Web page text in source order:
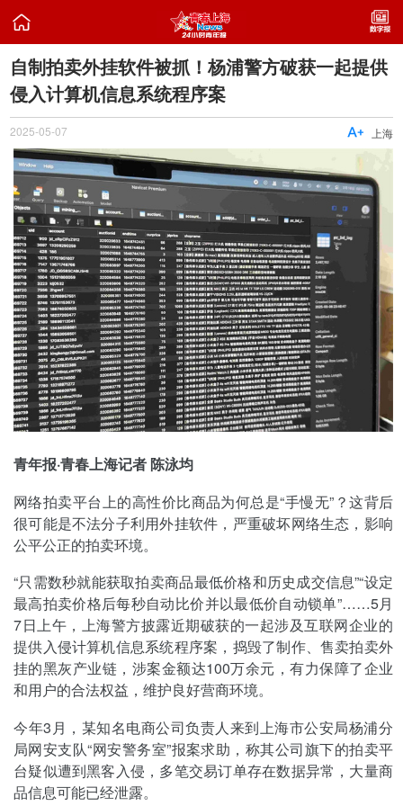

自制拍卖外挂软件被抓！杨浦警方破获一起提供
侵入计算机信息系统程序案
2025-05-07 上海

青年报·青春上海记者 陈泳均
网络拍卖平台上的高性价比商品为何总是“手慢无”？这背后
很可能是不法分子利用外挂软件，严重破坏网络生态，影响
公平公正的拍卖环境。
“只需数秒就能获取拍卖商品最低价格和历史成交信息”“设定
最高拍卖价格后每秒自动比价并以最低价自动锁单”……5月
7日上午，上海警方披露近期破获的一起涉及互联网企业的
提供入侵计算机信息系统程序案，捣毁了制作、售卖拍卖外
挂的黑灰产业链，涉案金额达100万余元，有力保障了企业
和用户的合法权益，维护良好营商环境。
今年3月，某知名电商公司负责人来到上海市公安局杨浦分
局网安支队“网安警务室”报案求助，称其公司旗下的拍卖平
台疑似遭到黑客入侵，多笔交易订单存在数据异常，大量商
品信息可能已经泄露。